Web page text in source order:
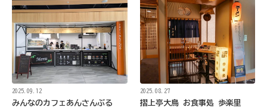
2025.09.12
みんなのカフェあんさんぶる
2025.08.27
摺上亭大鳥 お食事処 歩楽里